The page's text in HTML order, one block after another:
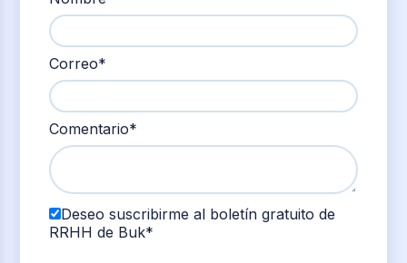
Correo*
Comentario*
Deseo suscribirme al boletín gratuito de
RRHH de Buk*